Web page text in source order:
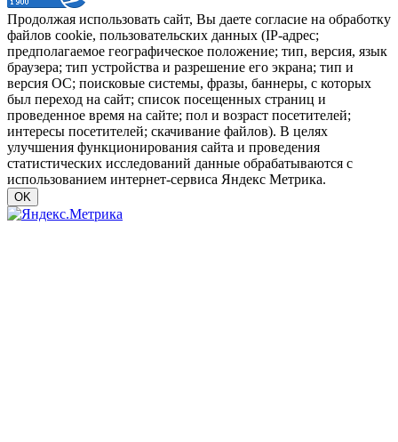
Продолжая использовать сайт, Вы даете согласие на обработку
файлов cookie, пользовательских данных (IP-адрес;
предполагаемое географическое положение; тип, версия, язык
браузера; тип устройства и разрешение его экрана; тип и
версия ОС; поисковые системы, фразы, баннеры, с которых
был переход на сайт; список посещенных страниц и
проведенное время на сайте; пол и возраст посетителей;
интересы посетителей; скачивание файлов). В целях
улучшения функционирования сайта и проведения
статистических исследований данные обрабатываются с
использованием интернет-сервиса Яндекс Метрика.
OK